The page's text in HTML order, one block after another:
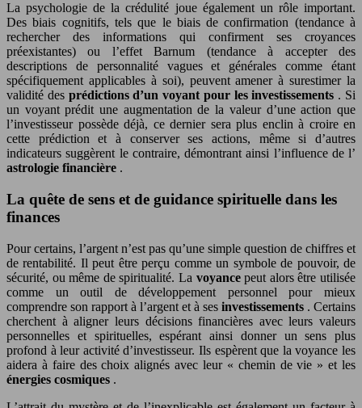
La psychologie de la crédulité joue également un rôle important.
Des biais cognitifs, tels que le biais de confirmation (tendance à
rechercher des informations qui confirment ses croyances
préexistantes) ou l’effet Barnum (tendance à accepter des
descriptions de personnalité vagues et générales comme étant
spécifiquement applicables à soi), peuvent amener à surestimer la
validité des prédictions d’un voyant pour les investissements . Si
un voyant prédit une augmentation de la valeur d’une action que
l’investisseur possède déjà, ce dernier sera plus enclin à croire en
cette prédiction et à conserver ses actions, même si d’autres
indicateurs suggèrent le contraire, démontrant ainsi l’influence de l’
astrologie financière .
La quête de sens et de guidance spirituelle dans les
finances
Pour certains, l’argent n’est pas qu’une simple question de chiffres et
de rentabilité. Il peut être perçu comme un symbole de pouvoir, de
sécurité, ou même de spiritualité. La voyancepeut alors être utilisée
comme un outil de développement personnel pour mieux
comprendre son rapport à l’argent et à ses investissements . Certains
cherchent à aligner leurs décisions financières avec leurs valeurs
personnelles et spirituelles, espérant ainsi donner un sens plus
profond à leur activité d’investisseur. Ils espèrent que la voyance les
aidera à faire des choix alignés avec leur « chemin de vie » et les
énergies cosmiques .